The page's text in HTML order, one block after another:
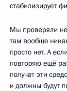
стабилизирует
Мы проверяли
там вообще
просто нет. А
повторяю ещё
получат эти
и должны будут